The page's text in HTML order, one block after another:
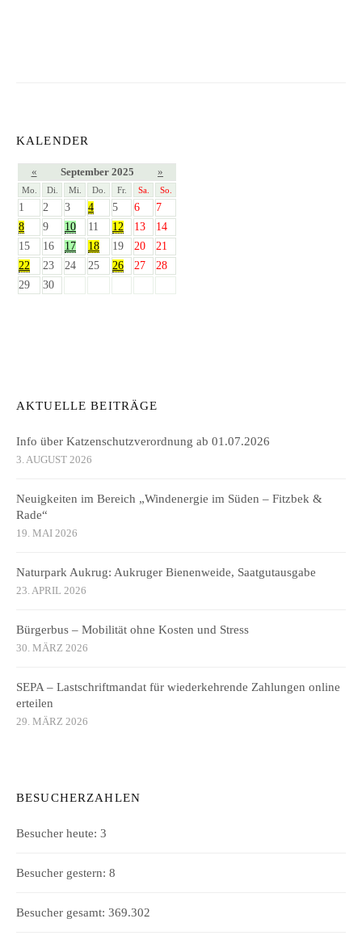
KALENDER
« September 2025 »
Mo. Di. Mi. Do. Fr. Sa. So.
1 2 3 4 5 6
7
8
9 10 11 12 13
14
15
16 17 18 19 20
21
22
23 24 25 26 27
28
29
30
AKTUELLE BEITRÄGE
Info über Katzenschutzverordnung ab 01.07.2026
3. AUGUST 2026
Neuigkeiten im Bereich „Windenergie im Süden – Fitzbek &
Rade“
19. MAI 2026
Naturpark Aukrug: Aukruger Bienenweide, Saatgutausgabe
23. APRIL 2026
Bürgerbus – Mobilität ohne Kosten und Stress
30. MÄRZ 2026
SEPA – Lastschriftmandat für wiederkehrende Zahlungen online
erteilen
29. MÄRZ 2026
BESUCHERZAHLEN
Besucher heute: 3
Besucher gestern: 8
Besucher gesamt: 369.302